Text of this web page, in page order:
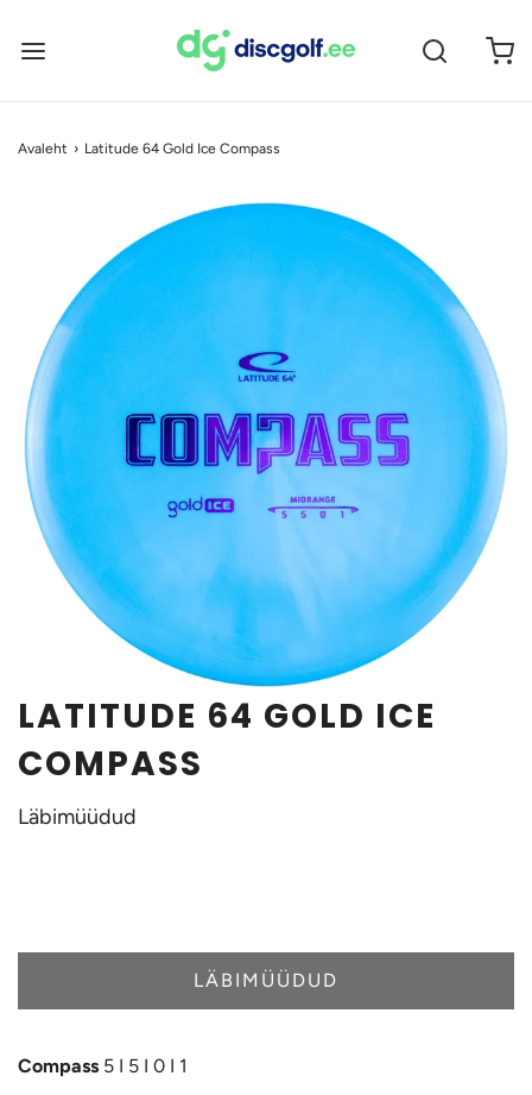
Avaleht › Latitude 64 Gold Ice Compass
LATITUDE 64 GOLD ICE
COMPASS
Läbimüüdud
LÄBIMÜÜDUD
Compass 5 I 5 I 0 I 1